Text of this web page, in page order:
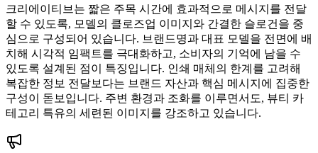
크리에이티브는 짧은 주목 시간에 효과적으로 메시지를 전달
할 수 있도록, 모델의 클로즈업 이미지와 간결한 슬로건을 중
심으로 구성되어 있습니다. 브랜드명과 대표 모델을 전면에 배
치해 시각적 임팩트를 극대화하고, 소비자의 기억에 남을 수
있도록 설계된 점이 특징입니다. 인쇄 매체의 한계를 고려해
복잡한 정보 전달보다는 브랜드 자산과 핵심 메시지에 집중한
구성이 돋보입니다. 주변 환경과 조화를 이루면서도, 뷰티 카
테고리 특유의 세련된 이미지를 강조하고 있습니다.